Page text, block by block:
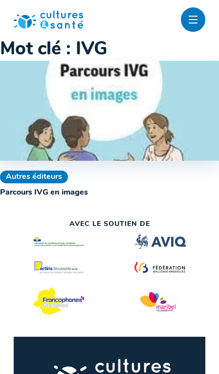
contenu
Mot clé : IVG
Autres éditeurs
Parcours IVG en images
AVEC LE SOUTIEN DE